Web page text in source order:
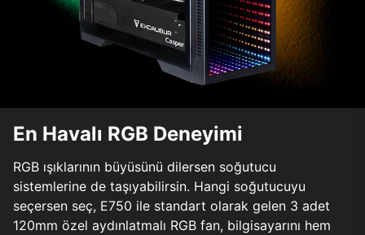
En Havalı RGB Deneyimi
RGB ışıklarının büyüsünü dilersen soğutucu
sistemlerine de taşıyabilirsin. Hangi soğutucuyu
seçersen seç, E750 ile standart olarak gelen 3 adet
120mm özel aydınlatmalı RGB fan, bilgisayarını hem